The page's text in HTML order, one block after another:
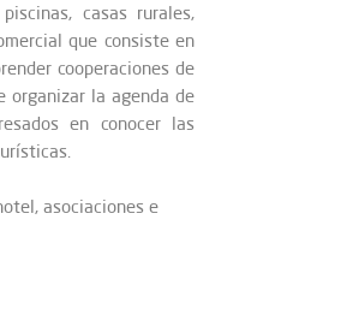
casas rurales,
que consiste en
cooperaciones de
organizar la agenda de
en conocer las
asociaciones e